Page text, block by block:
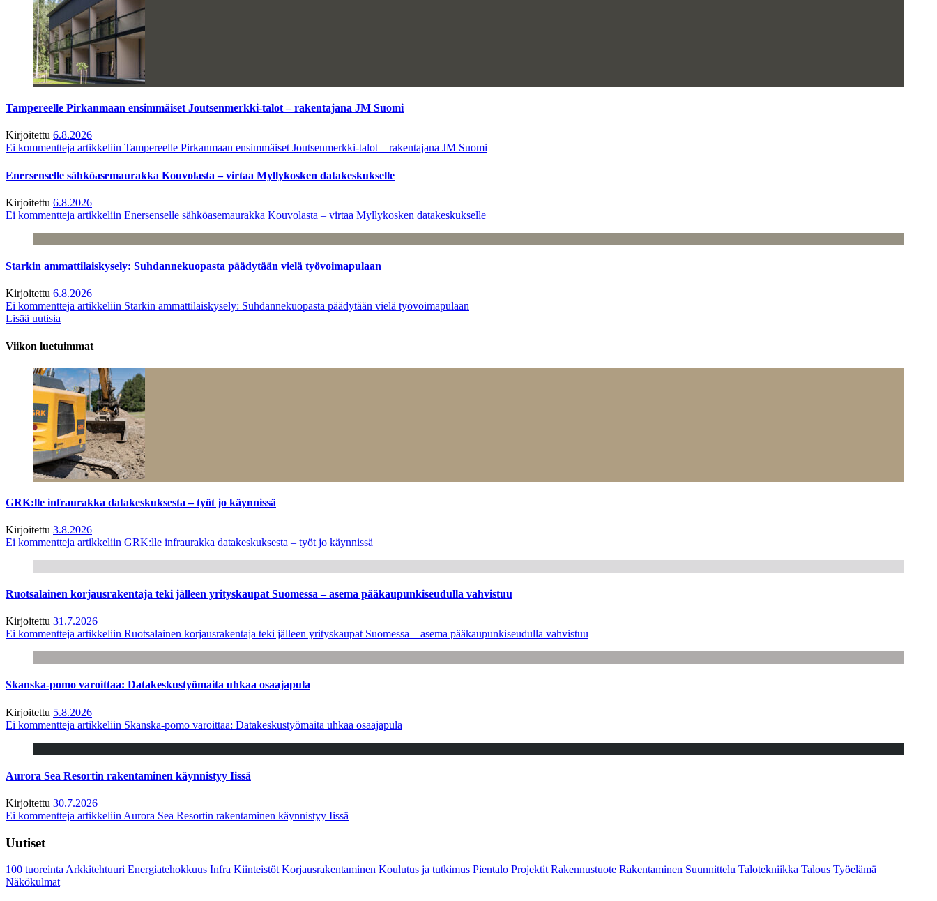
Tampereelle Pirkanmaan ensimmäiset Joutsenmerkki-talot – rakentajana JM Suomi
Kirjoitettu 6.8.2026
Ei kommentteja artikkeliin Tampereelle Pirkanmaan ensimmäiset Joutsenmerkki-talot – rakentajana JM Suomi
Enersenselle sähköasemaurakka Kouvolasta – virtaa Myllykosken datakeskukselle
Kirjoitettu 6.8.2026
Ei kommentteja artikkeliin Enersenselle sähköasemaurakka Kouvolasta – virtaa Myllykosken datakeskukselle
Starkin ammattilaiskysely: Suhdannekuopasta päädytään vielä työvoimapulaan
Kirjoitettu 6.8.2026
Ei kommentteja artikkeliin Starkin ammattilaiskysely: Suhdannekuopasta päädytään vielä työvoimapulaan
Lisää uutisia
Viikon luetuimmat
GRK:lle infraurakka datakeskuksesta – työt jo käynnissä
Kirjoitettu 3.8.2026
Ei kommentteja artikkeliin GRK:lle infraurakka datakeskuksesta – työt jo käynnissä
Ruotsalainen korjausrakentaja teki jälleen yrityskaupat Suomessa – asema pääkaupunkiseudulla vahvistuu
Kirjoitettu 31.7.2026
Ei kommentteja artikkeliin Ruotsalainen korjausrakentaja teki jälleen yrityskaupat Suomessa – asema pääkaupunkiseudulla vahvistuu
Skanska-pomo varoittaa: Datakeskustyömaita uhkaa osaajapula
Kirjoitettu 5.8.2026
Ei kommentteja artikkeliin Skanska-pomo varoittaa: Datakeskustyömaita uhkaa osaajapula
Aurora Sea Resortin rakentaminen käynnistyy Iissä
Kirjoitettu 30.7.2026
Ei kommentteja artikkeliin Aurora Sea Resortin rakentaminen käynnistyy Iissä
Uutiset
100 tuoreintaArkkitehtuuri Energiatehokkuus Infra Kiinteistöt Korjausrakentaminen Koulutus ja tutkimus Pientalo Projektit Rakennustuote Rakentaminen Suunnittelu Talotekniikka Talous Työelämä
Näkökulmat